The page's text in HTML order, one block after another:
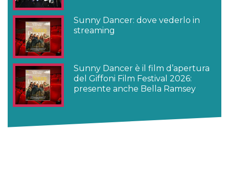
Sunny Dancer: dove vederlo in
streaming
Sunny Dancer è il film d’apertura
del Giffoni Film Festival 2026:
presente anche Bella Ramsey